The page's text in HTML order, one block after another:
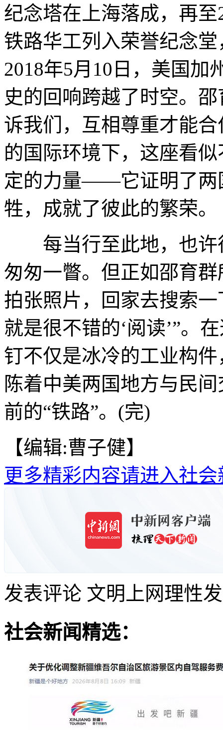
纪念塔在上海落成，再
铁路华工列入荣誉纪念
2018年5月10日，美国加
史的回响跨越了时空。
诉我们，互相尊重才能
的国际环境下，这座看
定的力量——它证明了两
牲，成就了彼此的繁荣。
每当行至此地，也许
匆匆一瞥。但正如邵育
拍张照片，回家去搜索
就是很不错的‘阅读’”。
钉不仅是冰冷的工业构
陈着中美两国地方与民
前的“铁路”。(完)
【编辑:曹子健】
更多精彩内容请进入社会
发表评论 文明上网理性
社会新闻精选：